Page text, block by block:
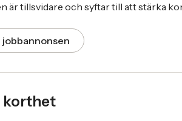
är tillsvidare och syftar till att stärka
jobbannonsen
korthet